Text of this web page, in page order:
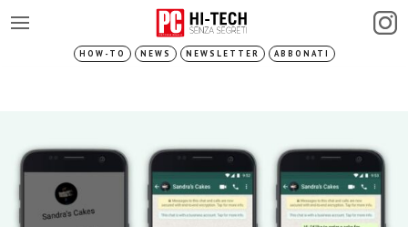
HOW-TO NEWS NEWSLETTER ABBONATI